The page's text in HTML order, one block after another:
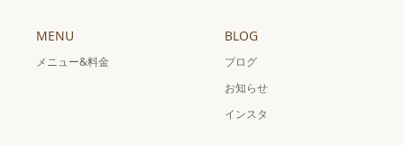
MENU
メニュー&料金
BLOG
ブログ
お知らせ
インスタ